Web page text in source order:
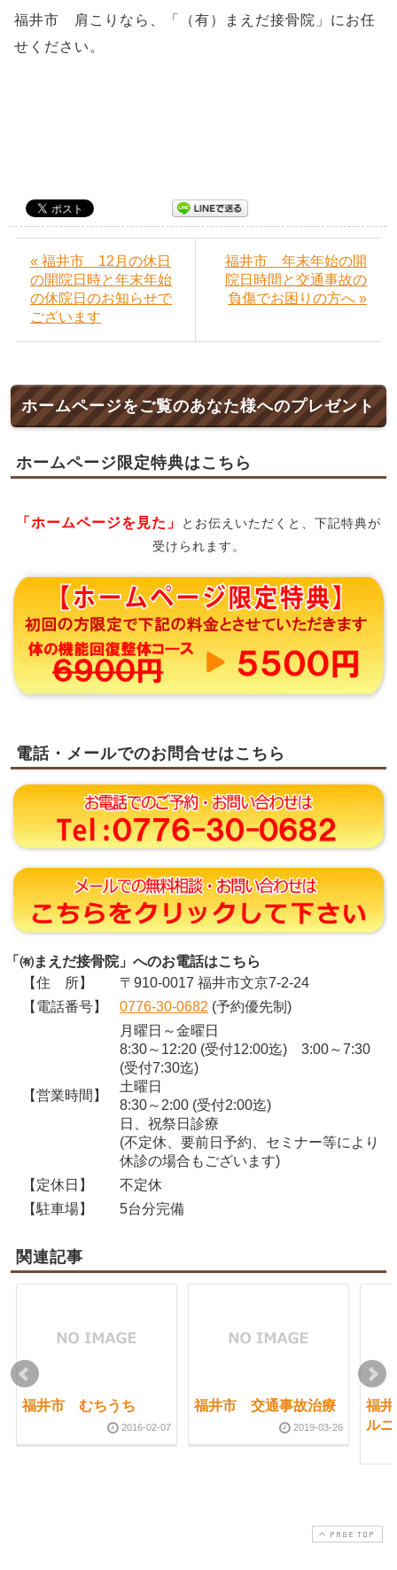
福井市 肩こりなら、「（有）まえだ接骨院」にお任
せください。
« 福井市 12月の休日
の開院日時と年末年始
の休院日のお知らせで
ございます
福井市 年末年始の開
院日時間と交通事故の
負傷でお困りの方へ »
ホームページをご覧のあなた様へのプレゼント
ホームページ限定特典はこちら
「ホームページを見た」
とお伝えいただくと、下記特典が
受けられます。
電話・メールでのお問合せはこちら
「㈲まえだ接骨院」へのお電話はこちら
【住 所】
〒910-0017 福井市文京7-2-24
【電話番号】
0776-30-0682 (予約優先制)
【営業時間】
月曜日～金曜日
8:30～12:20 (受付12:00迄) 3:00～7:30
(受付7:30迄)
土曜日
8:30～2:00 (受付2:00迄)
日、祝祭日診療
(不定休、要前日予約、セミナー等により
休診の場合もございます)
【定休日】
不定休
【駐車場】
5台分完備
関連記事
福井市 むちうち
2016-02-07
福井市 交通事故治療
2019-03-26
福
ル
PAGE TOP